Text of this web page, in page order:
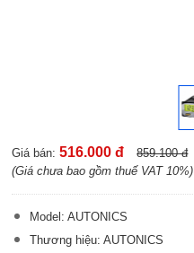
Giá bán:516.000 đ 859.100 đ
(Giá chưa bao gồm thuế VAT 10%)
Model: AUTONICS
Thương hiệu: AUTONICS